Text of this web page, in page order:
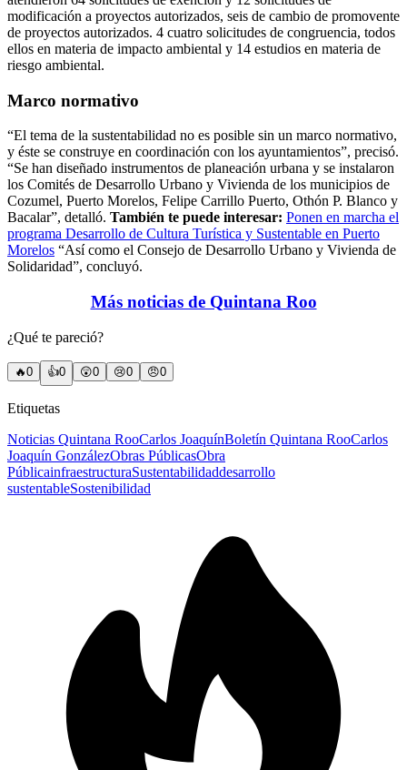
modificación a proyectos autorizados, seis de cambio de promovente
de proyectos autorizados. 4 cuatro solicitudes de congruencia, todos
ellos en materia de impacto ambiental y 14 estudios en materia de
riesgo ambiental.
Marco normativo
“El tema de la sustentabilidad no es posible sin un marco normativo,
y éste se construye en coordinación con los ayuntamientos”, precisó.
“Se han diseñado instrumentos de planeación urbana y se instalaron
los Comités de Desarrollo Urbano y Vivienda de los municipios de
Cozumel, Puerto Morelos, Felipe Carrillo Puerto, Othón P. Blanco y
Bacalar”, detalló. También te puede interesar: Ponen en marcha el
programa Desarrollo de Cultura Turística y Sustentable en Puerto
Morelos “Así como el Consejo de Desarrollo Urbano y Vivienda de
Solidaridad”, concluyó.
Más noticias de Quintana Roo
¿Qué te pareció?
🔥0 👍0 😲0 😢0 😠0
Etiquetas
Noticias Quintana RooCarlos JoaquínBoletín Quintana RooCarlos
Joaquín GonzálezObras PúblicasObra
PúblicainfraestructuraSustentabilidaddesarrollo
sustentableSostenibilidad